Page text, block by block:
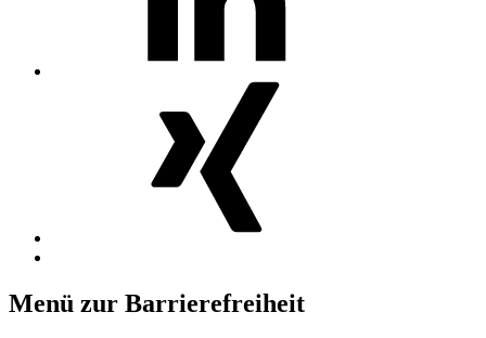
Menü zur Barrierefreiheit